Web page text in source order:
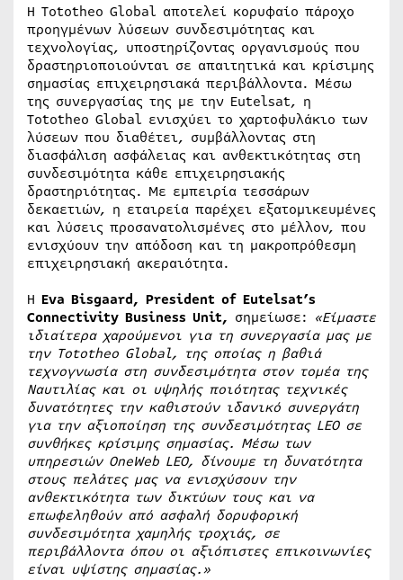
Η Tototheo Global αποτελεί κορυφαίο πάροχο
προηγμένων λύσεων συνδεσιμότητας και
τεχνολογίας, υποστηρίζοντας οργανισμούς που
δραστηριοποιούνται σε απαιτητικά και κρίσιμης
σημασίας επιχειρησιακά περιβάλλοντα. Μέσω
της συνεργασίας της με την Eutelsat, η
Tototheo Global ενισχύει το χαρτοφυλάκιο των
λύσεων που διαθέτει, συμβάλλοντας στη
διασφάλιση ασφάλειας και ανθεκτικότητας στη
συνδεσιμότητα κάθε επιχειρησιακής
δραστηριότητας. Με εμπειρία τεσσάρων
δεκαετιών, η εταιρεία παρέχει εξατομικευμένες
και λύσεις προσανατολισμένες στο μέλλον, που
ενισχύουν την απόδοση και τη μακροπρόθεσμη
επιχειρησιακή ακεραιότητα.
Η Eva Bisgaard, President of Eutelsat’s
Connectivity Business Unit, σημείωσε: «Είμαστε
ιδιαίτερα χαρούμενοι για τη συνεργασία μας με
την Tototheo Global, της οποίας η βαθιά
τεχνογνωσία στη συνδεσιμότητα στον τομέα της
Ναυτιλίας και οι υψηλής ποιότητας τεχνικές
δυνατότητες την καθιστούν ιδανικό συνεργάτη
για την αξιοποίηση της συνδεσιμότητας LEOσε
συνθήκες κρίσιμης σημασίας. Μέσω των
υπηρεσιών OneWeb LEO, δίνουμε τη δυνατότητα
στους πελάτες μας να ενισχύσουν την
ανθεκτικότητα των δικτύων τους και να
επωφεληθούν από ασφαλή δορυφορική
συνδεσιμότητα χαμηλής τροχιάς, σε
περιβάλλοντα όπου οι αξιόπιστες επικοινωνίες
είναι υψίστης σημασίας.»